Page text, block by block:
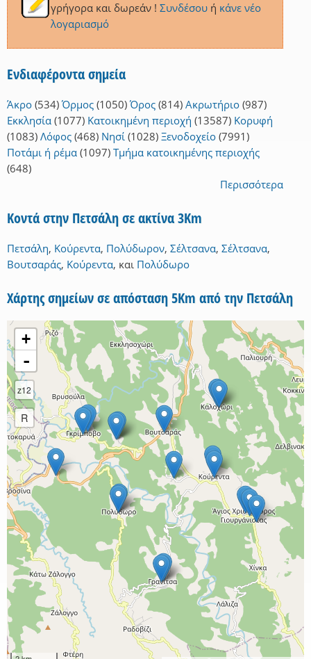
γρήγορα και δωρεάν ! Συνδέσουή κάνε νέο
λογαριασμό
Ενδιαφέροντα σημεία
Άκρο (534) Όρμος (1050) Όρος (814) Ακρωτήριο (987)
Εκκλησία (1077) Κατοικημένη περιοχή (13587) Κορυφή
(1083) Λόφος (468) Νησί (1028) Ξενοδοχείο (7991)
Ποτάμι ή ρέμα (1097) Τμήμα κατοικημένης περιοχής
(648)
Περισσότερα
Κοντά στην Πετσάλη σε ακτίνα 3Km
Πετσάλη, Κούρεντα, Πολύδωρον, Σέλτσανα, Σέλτσανα,
Βουτσαράς, Κούρεντα, και Πολύδωρο
Χάρτης σημείων σε απόσταση 5Km από την Πετσάλη
+
-
z12
R